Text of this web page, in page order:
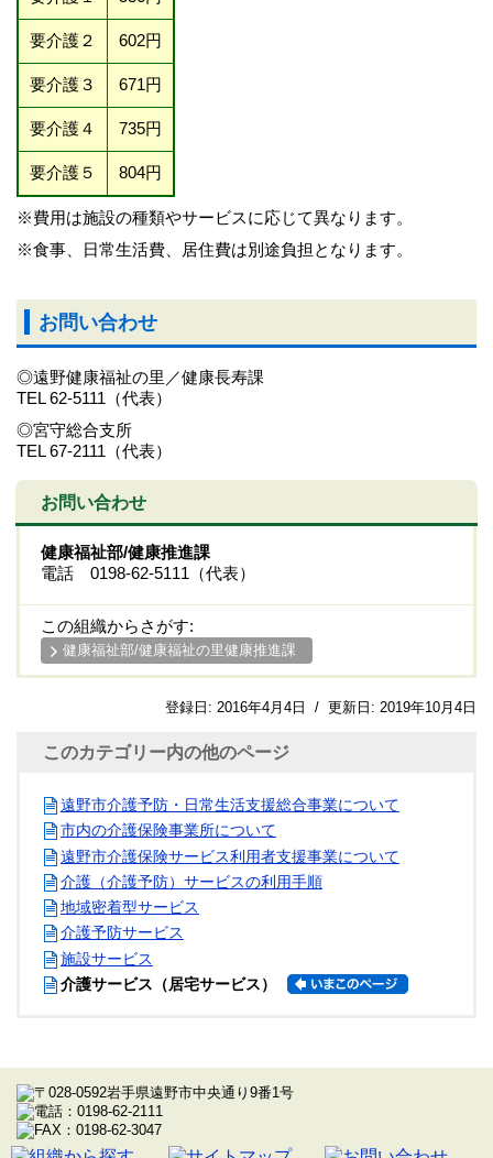
要介護２ 602円
要介護３ 671円
要介護４ 735円
要介護５ 804円
※費用は施設の種類やサービスに応じて異なります。
※食事、日常生活費、居住費は別途負担となります。
お問い合わせ
◎遠野健康福祉の里／健康長寿課
TEL 62-5111（代表）
◎宮守総合支所
TEL 67-2111（代表）
お問い合わせ
健康福祉部/健康推進課
電話 0198-62-5111（代表）
この組織からさがす:
健康福祉部/健康福祉の里健康推進課
登録日: 2016年4月4日 / 更新日: 2019年10月4日
このカテゴリー内の他のページ
遠野市介護予防・日常生活支援総合事業について
市内の介護保険事業所について
遠野市介護保険サービス利用者支援事業について
介護（介護予防）サービスの利用手順
地域密着型サービス
介護予防サービス
施設サービス
介護サービス（居宅サービス）